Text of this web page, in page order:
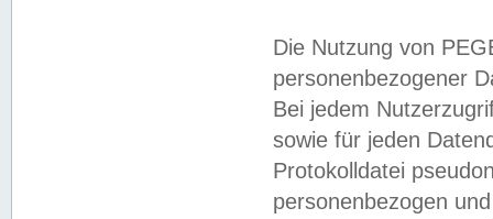
Die Nutzung von
personenbezogener
Bei jedem
sowie für jeden
Protokolldatei
personenbezogen